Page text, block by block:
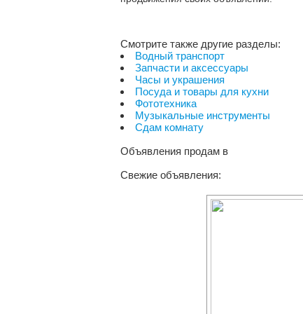
Смотрите также другие разделы:
Водный транспорт
Запчасти и аксессуары
Часы и украшения
Посуда и товары для кухни
Фототехника
Музыкальные инструменты
Сдам комнату
Объявления продам в
Свежие объявления: